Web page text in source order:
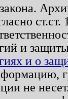
и
и о
не